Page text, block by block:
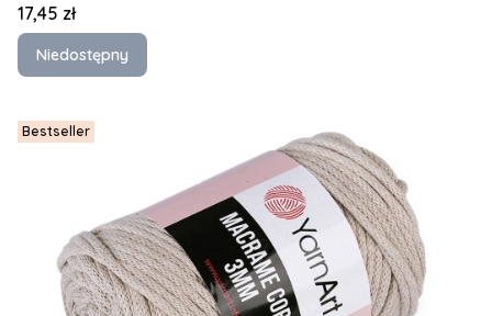
Cena
17,45 zł
Niedostępny
Bestseller